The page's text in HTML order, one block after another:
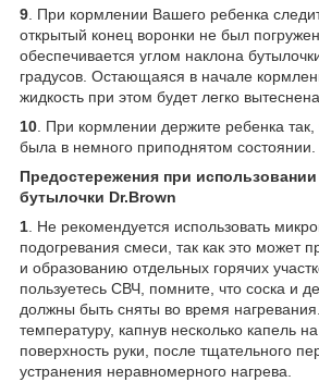
9. При кормлении Вашего ребенка
открытый конец воронки не был
обеспечивается углом наклона
градусов. Остающаяся в начале
жидкость при этом будет легко
10. При кормлении держите ребенка так,
была в немного приподнятом состоянии.
Предостережения при использовании
бутылочки Dr.Brown
1. Не рекомендуется использовать
подогревания смеси, так как это может
и образованию отдельных горячих
пользуетесь СВЧ, помните, что соска и
должны быть сняты во время
температуру, капнув несколько капель
поверхность руки, после тщательного
устранения неравномерного нагрева.